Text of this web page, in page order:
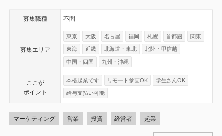
募集職種 不問
募集エリア
東京 大阪 名古屋 福岡 札幌 首都圏 関東
東海 近畿 北海道・東北 北陸・甲信越
中国・四国 九州・沖縄
ここが
ポイント
本格起業です リモート参画OK 学生さんOK
給与支払い可能
マーケティング 営業 投資 経営者 起業